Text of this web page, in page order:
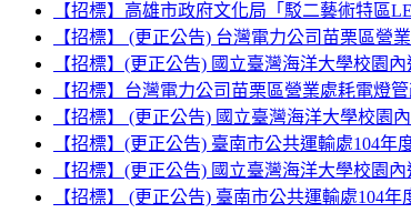
【招標】高雄市政府文化局「駁二藝術特區
【招標】 (更正公告) 台灣電力公司苗栗區
【招標】(更正公告) 國立臺灣海洋大學校園
【招標】台灣電力公司苗栗區營業處耗電燈
【招標】 (更正公告) 國立臺灣海洋大學校園
【招標】(更正公告) 臺南市公共運輸處104
【招標】(更正公告) 國立臺灣海洋大學校園
【招標】 (更正公告) 臺南市公共運輸處104